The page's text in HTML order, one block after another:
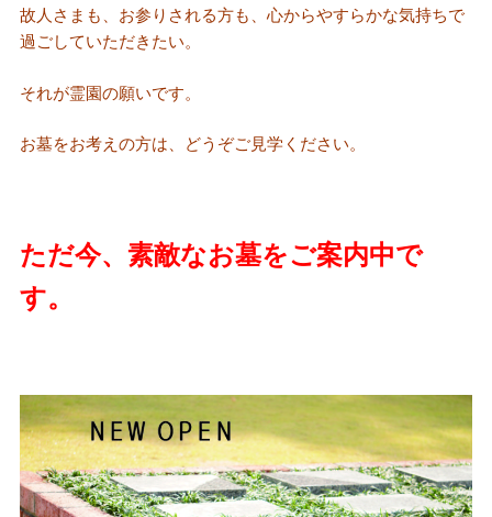
故人さまも、お参りされる方も、心からやすらかな気持ちで
過ごしていただきたい。
それが霊園の願いです。
お墓をお考えの方は、どうぞご見学ください。
ただ今、素敵なお墓をご案内中で
す。